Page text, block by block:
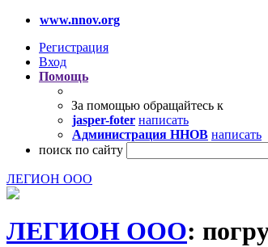
www.nnov.org
Регистрация
Вход
Помощь
За помощью обращайтесь к
jasper-foter написать
Администрация ННОВ написать
поиск по сайту
ЛЕГИОН ООО
ЛЕГИОН ООО: